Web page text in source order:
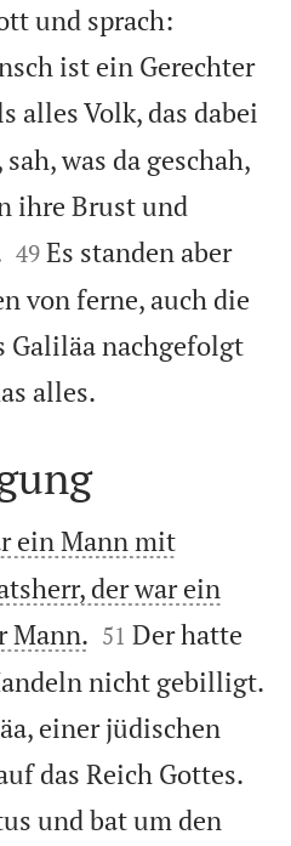
und sprach:
ist ein Gerechter
alles Volk, das dabei
was da geschah,
ihre Brust und


49 Es standen aber
von ferne, auch die
Galiläa nachgefolgt
alles.
ein Mann mit
der war ein
Mann. 

51 Der hatte
nicht gebilligt.
einer jüdischen
das Reich Gottes.
und bat um den